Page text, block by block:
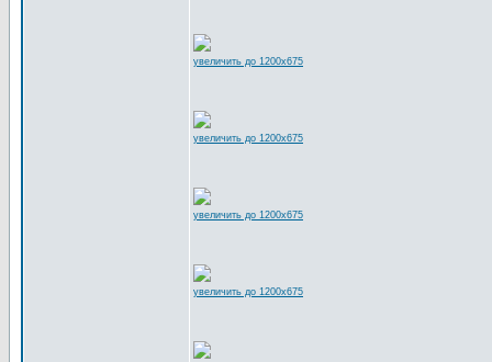
увеличить до 1200x675
увеличить до 1200x675
увеличить до 1200x675
увеличить до 1200x675